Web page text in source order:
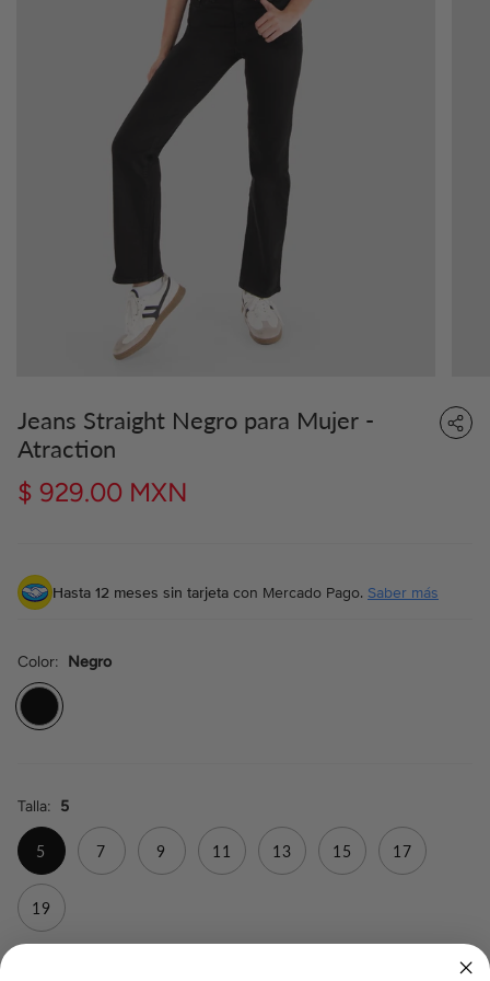
Jeans Straight Negro para Mujer -
Atraction
$ 929.00 MXN
Hasta 12 meses sin tarjeta con Mercado Pago. Saber más
Talla 5
5 7 9 11 13 15 17
19
Color Negro
Negro